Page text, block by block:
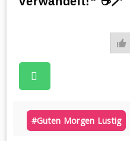
#guten Morgen Lustig